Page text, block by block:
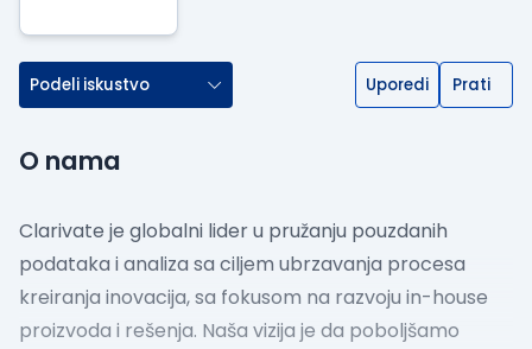
Podeli iskustvo Uporedi Prati
O nama
Clarivate je globalni lider u pružanju pouzdanih
podataka i analiza sa ciljem ubrzavanja procesa
kreiranja inovacija, sa fokusom na razvoju in-house
proizvoda i rešenja. Naša vizija je da poboljšamo